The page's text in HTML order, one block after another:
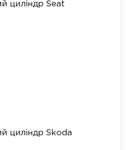
циліндр Seat
циліндр Skoda